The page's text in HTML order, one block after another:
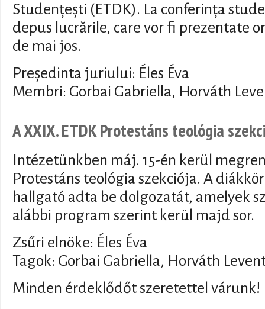
Studențești (ETDK). La conferința
depus lucrările, care vor fi prezentate
de mai jos.
Președinta juriului: Éles Éva
Membri: Gorbai Gabriella, Horváth
A XXIX. ETDK Protestáns teológia
Intézetünkben máj. 15-én kerül
Protestáns teológia szekciója. A
hallgató adta be dolgozatát, amelyek
alábbi program szerint kerül majd sor.
Zsűri elnöke: Éles Éva
Tagok: Gorbai Gabriella, Horváth
Minden érdeklődőt szeretettel várunk!